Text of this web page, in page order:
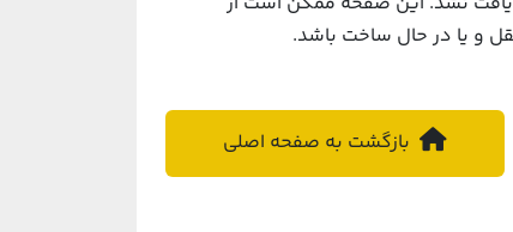
و یا در حال ساخت باشد.
بازگشت به صفحه اصلی